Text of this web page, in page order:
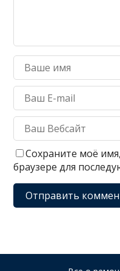
Сохраните моё
браузере для